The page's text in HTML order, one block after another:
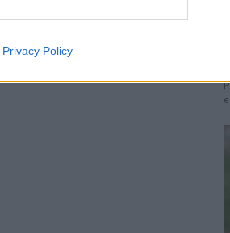
Privacy Policy
mérnök elhatározta,